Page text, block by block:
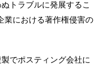
トラブルに発展するこ
業における著作権侵害の
でポスティング会社に